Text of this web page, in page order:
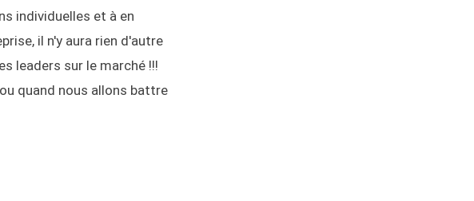
individuelles et à en
il n'y aura rien d'autre
leaders sur le marché !!!
quand nous allons battre